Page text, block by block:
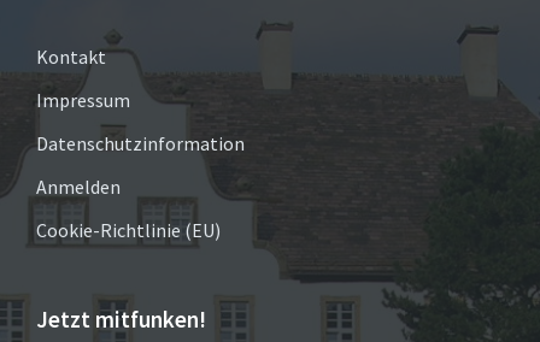
Kontakt
Impressum
Datenschutzinformation
Anmelden
Cookie-Richtlinie (EU)
Jetzt mitfunken!